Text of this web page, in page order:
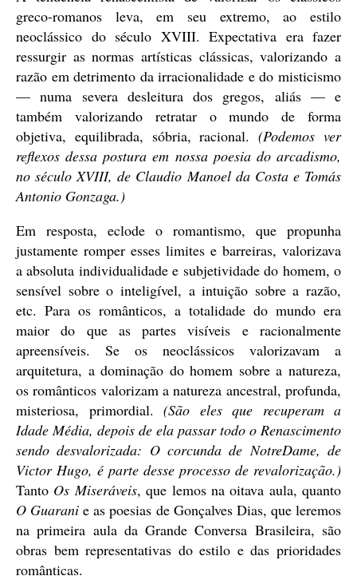
greco-romanos leva, em seu extremo, ao estilo
neoclássico do século XVIII. Expectativa era fazer
ressurgir as normas artísticas clássicas, valorizando a
razão em detrimento da irracionalidade e do misticismo
— numa severa desleitura dos gregos, aliás — e
também valorizando retratar o mundo de forma
objetiva, equilibrada, sóbria, racional. (Podemos ver
reflexos dessa postura em nossa poesia do arcadismo,
no século XVIII, de Claudio Manoel da Costa e Tomás
Antonio Gonzaga.)
Em resposta, eclode o romantismo, que propunha
justamente romper esses limites e barreiras, valorizava
a absoluta individualidade e subjetividade do homem, o
sensível sobre o inteligível, a intuição sobre a razão,
etc. Para os românticos, a totalidade do mundo era
maior do que as partes visíveis e racionalmente
apreensíveis. Se os neoclássicos valorizavam a
arquitetura, a dominação do homem sobre a natureza,
os românticos valorizam a natureza ancestral, profunda,
misteriosa, primordial. (São eles que recuperam a
Idade Média, depois de ela passar todo o Renascimento
sendo desvalorizada: O corcunda de NotreDame, de
Victor Hugo, é parte desse processo de revalorização.)
Tanto Os Miseráveis, que lemos na oitava aula, quanto
O Guarani e as poesias de Gonçalves Dias, que leremos
na primeira aula da Grande Conversa Brasileira, são
obras bem representativas do estilo e das prioridades
românticas.